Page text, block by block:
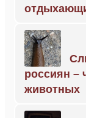
россиян –
животных